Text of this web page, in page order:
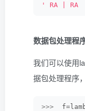
' RA | RA
数据包处理程
我们可以使用
据包处理程序
>>>